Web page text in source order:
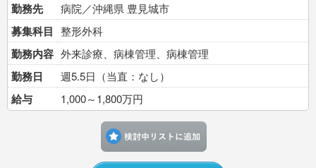
勤務先
病院／沖縄県 豊見城市
募集科目 整形外科
勤務内容 外来診療、病棟管理、病棟管理
勤務日 週5.5日（当直：なし）
給与 1,000～1,800万円